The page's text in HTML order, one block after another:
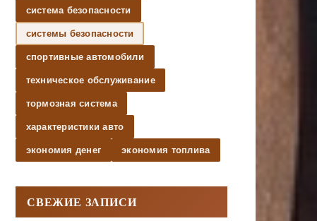
система безопасности
системы безопасности
спортивные автомобили
техническое обслуживание
тормозная система
характеристики авто
экономия денег экономия топлива
СВЕЖИЕ ЗАПИСИ